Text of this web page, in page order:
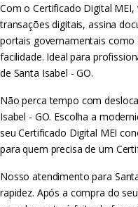
Com o Certificado Digital
transações digitais, assina
portais governamentais como
facilidade. Ideal para
de Santa Isabel - GO.
Não perca tempo com
Isabel - GO. Escolha a
seu Certificado Digital MEI
para quem precisa de um
Nosso atendimento para
rapidez. Após a compra do